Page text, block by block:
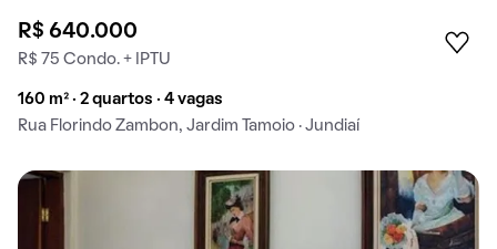
R$ 640.000
R$ 75 Condo. + IPTU
160 m² · 2 quartos · 4 vagas
Rua Florindo Zambon, Jardim Tamoio · Jundiaí